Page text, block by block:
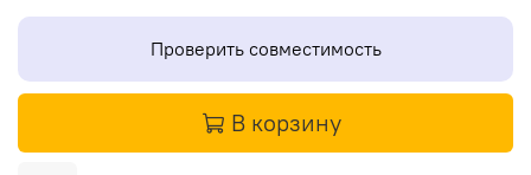
Проверить совместимость
В корзину